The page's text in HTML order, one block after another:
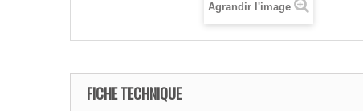
Agrandir l'image
FICHE TECHNIQUE